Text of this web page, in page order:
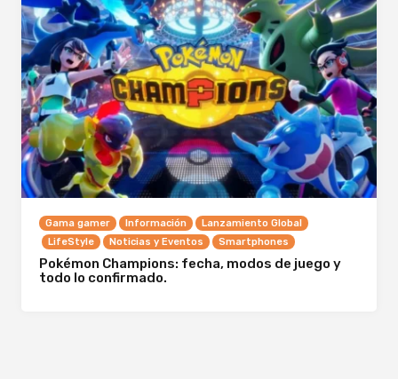
Gama gamer Información
Lanzamiento Global
LifeStyle
Noticias y Eventos Smartphones
Pokémon Champions: fecha, modos de juego y
todo lo confirmado.